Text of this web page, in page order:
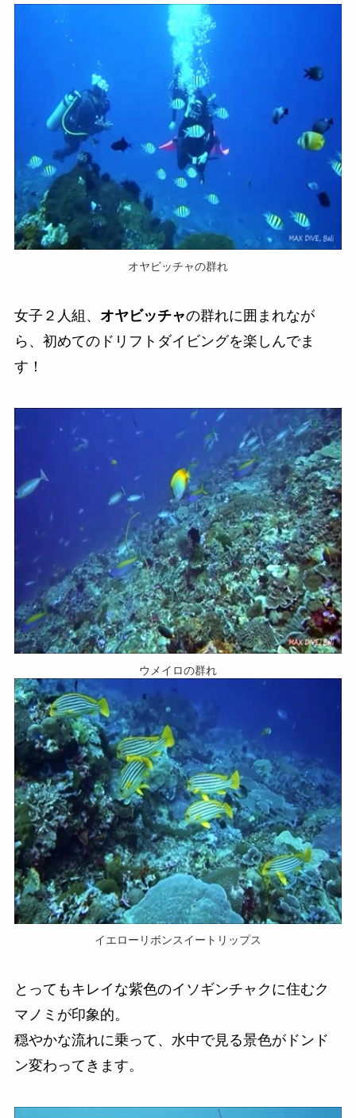
オヤビッチャの群れ
女子２人組、 オヤビッチャの群れに囲まれなが
ら、初めてのドリフトダイビングを楽しんでま
す！
ウメイロの群れ
イエローリボンスイートリップス
とってもキレイな紫色のイソギンチャクに住むク
マノミが印象的。
穏やかな流れに乗って、水中で見る景色がドンド
ン変わってきます。